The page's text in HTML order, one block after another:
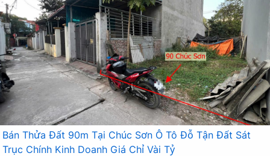
Bán Thửa Đất 90m Tại Chúc Sơn Ô Tô Đỗ Tận Đất Sát
Trục Chính Kinh Doanh Giá Chỉ Vài Tỷ